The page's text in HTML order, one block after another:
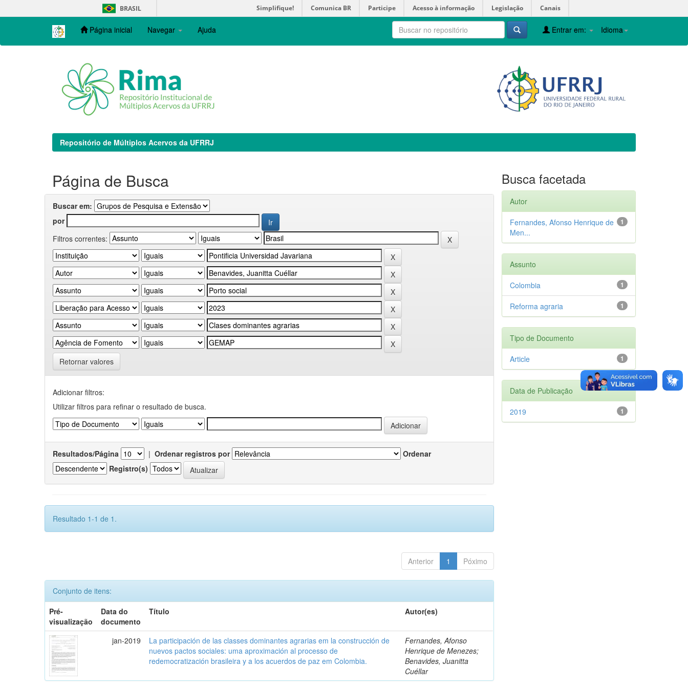
navigation
BRASIL Simplifique! Comunica BR Participe Acesso à informação Legislação Canais
Página inicial Navegar Ajuda Idioma
Entrar em:
Repositório de Múltiplos Acervos da UFRRJ
Página de Busca
Buscar em:
por
Filtros correntes:
Retornar valores
Adicionar filtros:
Utilizar filtros para refinar o resultado de busca.
Resultados/Página | Ordenar registros por
Ordenar
Registro(s)
Resultado 1-1 de 1.
Anterior 1 Póximo
Conjunto de itens:
Pré-
visualização
Data do
documento
Título Autor(es)
jan-2019
La participación de las classes dominantes agrarias em la construcción de
nuevos pactos sociales: uma aproximación al processo de
redemocratización brasileira y a los acuerdos de paz em Colombia.
Fernandes, Afonso
Henrique de Menezes;
Benavides, Juanitta
Cuéllar
Busca facetada
Autor
1
Fernandes, Afonso Henrique de
Men...
Assunto
1
Colombia
1
Reforma agraria
Tipo de Documento
1
Article
Data de Publicação
1
2019